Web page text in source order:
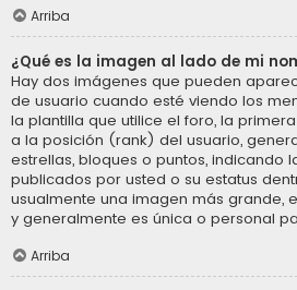
Arriba
¿Qué es la imagen al lado de mi
Hay dos imágenes que pueden
de usuario cuando esté viendo los
la plantilla que utilice el foro, la
a la posición (rank) del usuario,
estrellas, bloques o puntos, indicando
publicados por usted o su estatus
usualmente una imagen más grande,
y generalmente es única o personal
Arriba